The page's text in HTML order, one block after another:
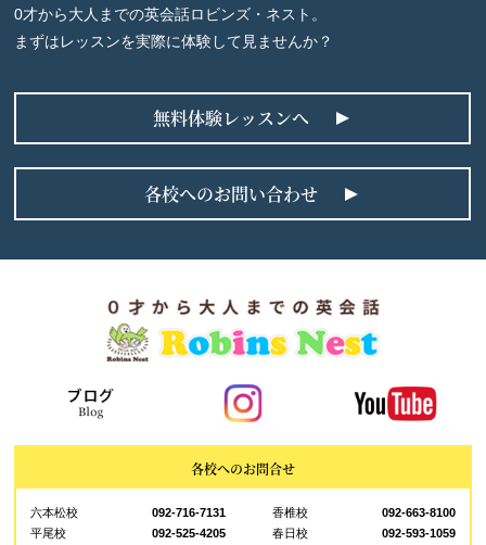
0才から大人までの英会話ロビンズ・ネスト。
まずはレッスンを実際に体験して見ませんか？
無料体験レッスンへ
各校へのお問い合わせ
各校へのお問合せ
六本松校 092-716-7131 香椎校
092-663-8100
平尾校
092-525-4205 春日校 092-593-1059